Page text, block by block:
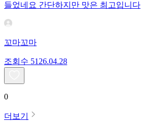
들었네요 간단하지만 맛은 최고입니다
꼬마꼬마
조회수 51 26.04.28
0
더보기